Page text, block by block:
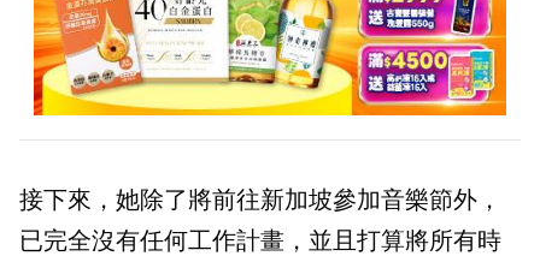
接下來，她除了將前往新加坡參加音樂節外，
已完全沒有任何工作計畫，並且打算將所有時